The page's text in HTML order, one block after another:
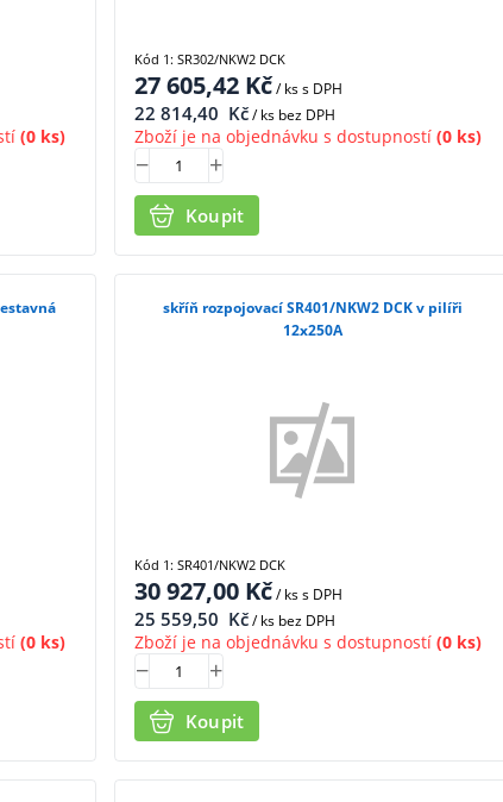
(0 ks)
27 605,42Kč/ kss DPH
22 814,40 Kč/ ks bez DPH
Zboží je na objednávku s dostupností(0 ks)
Koupit
Kód 1: SR302/NKW2 DCK
(0 ks)
skříň rozpojovací SR401/NKW2 DCK v pilíři
12x250A
30 927,00Kč/ kss DPH
25 559,50 Kč/ ks bez DPH
Zboží je na objednávku s dostupností(0 ks)
Koupit
Kód 1: SR401/NKW2 DCK